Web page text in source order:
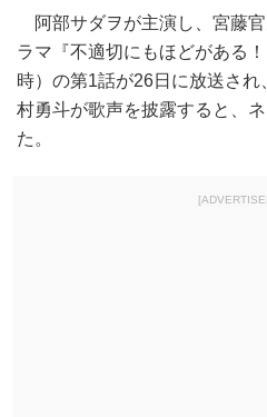
阿部サダヲが主演し、宮藤
ラマ『不適切にもほどがある
時）の第1話が26日に放送さ
村勇斗が歌声を披露すると、
た。